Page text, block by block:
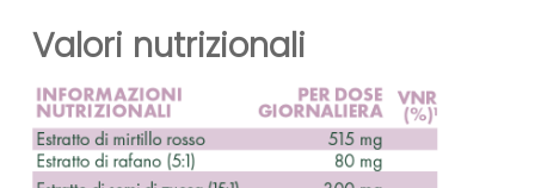
Valori nutrizionali